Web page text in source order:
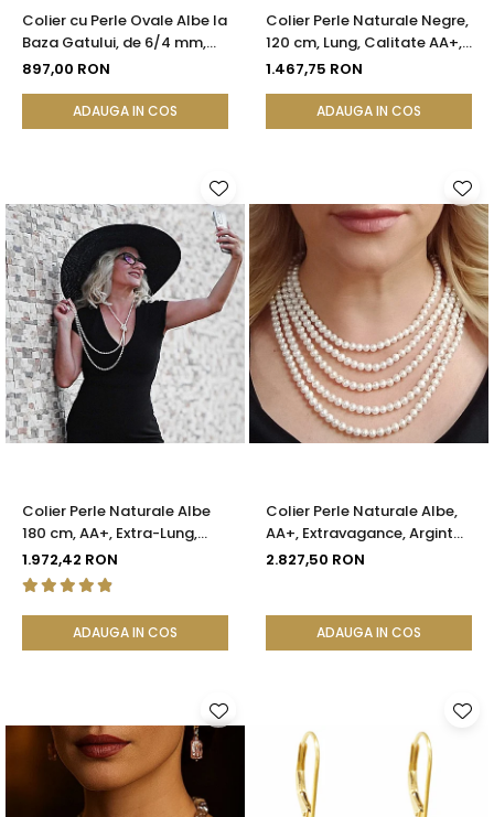
Colier cu Perle Ovale Albe la
Baza Gatului, de 6/4 mm,
Calitate AAA, Aur 14K |
897,00 RON
ADAUGA IN COS
Colier Perle Naturale Negre,
120 cm, Lung, Calitate AA+,
Argint 925 | KASKADDA®
1.467,75 RON
ADAUGA IN COS
Colier Perle Naturale Albe
180 cm, AA+, Extra-Lung,
Argint 925 | KASKADDA®
1.972,42 RON
ADAUGA IN COS
Colier Perle Naturale Albe,
AA+, Extravagance, Argint
925 | KASKADDA®
2.827,50 RON
ADAUGA IN COS